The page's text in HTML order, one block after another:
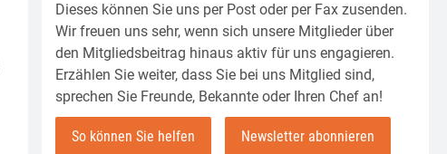
Dieses können Sie uns per Post oder per Fax zusenden.
Wir freuen uns sehr, wenn sich unsere Mitglieder über
den Mitgliedsbeitrag hinaus aktiv für uns engagieren.
Erzählen Sie weiter, dass Sie bei uns Mitglied sind,
sprechen Sie Freunde, Bekannte oder Ihren Chef an!
So können Sie helfen Newsletter abonnieren